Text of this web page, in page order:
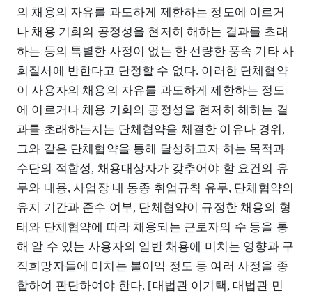
의 채용의 자유를 과도하게 제한하는 정도에 이르거
나 채용 기회의 공정성을 현저히 해하는 결과를 초래
하는 등의 특별한 사정이 없는 한 선량한 풍속 기타 사
회질서에 반한다고 단정할 수 없다. 이러한 단체협약
이 사용자의 채용의 자유를 과도하게 제한하는 정도
에 이르거나 채용 기회의 공정성을 현저히 해하는 결
과를 초래하는지는 단체협약을 체결한 이유나 경위,
그와 같은 단체협약을 통해 달성하고자 하는 목적과
수단의 적합성, 채용대상자가 갖추어야 할 요건의 유
무와 내용, 사업장 내 동종 취업규칙 유무, 단체협약의
유지 기간과 준수 여부, 단체협약이 규정한 채용의 형
태와 단체협약에 따라 채용되는 근로자의 수 등을 통
해 알 수 있는 사용자의 일반 채용에 미치는 영향과 구
직희망자들에 미치는 불이익 정도 등 여러 사정을 종
합하여 판단하여야 한다. [대법관 이기택, 대법관 민